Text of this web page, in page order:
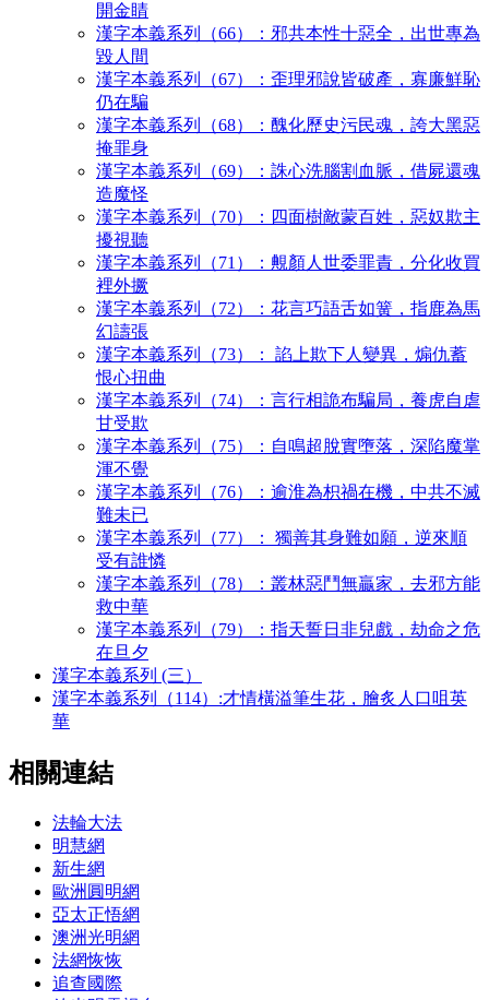
開金睛
漢字本義系列（66）：邪共本性十惡全，出世專為
毀人間
漢字本義系列（67）：歪理邪說皆破產，寡廉鮮恥
仍在騙
漢字本義系列（68）：醜化歷史污民魂，誇大黑惡
掩罪身
漢字本義系列（69）：誅心洗腦割血脈，借屍還魂
造魔怪
漢字本義系列（70）：四面樹敵蒙百姓，惡奴欺主
擾視聽
漢字本義系列（71）：覥顏人世委罪責，分化收買
裡外撅
漢字本義系列（72）：花言巧語舌如簧，指鹿為馬
幻譸張
漢字本義系列（73）： 諂上欺下人變異，煽仇蓄
恨心扭曲
漢字本義系列（74）：言行相詭布騙局，養虎自虐
甘受欺
漢字本義系列（75）：自鳴超脫實墮落，深陷魔掌
渾不覺
漢字本義系列（76）：逾淮為枳禍在機，中共不滅
難未已
漢字本義系列（77）： 獨善其身難如願，逆來順
受有誰憐
漢字本義系列（78）：叢林惡鬥無贏家，去邪方能
救中華
漢字本義系列（79）：指天誓日非兒戲，劫命之危
在旦夕
漢字本義系列 (三）
漢字本義系列（114）:才情橫溢筆生花，膾炙人口咀英
華
相關連結
法輪大法
明慧網
新生網
歐洲圓明網
亞太正悟網
澳洲光明網
法網恢恢
追查國際